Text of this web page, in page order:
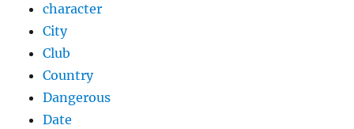
character
City
Club
Country
Dangerous
Date